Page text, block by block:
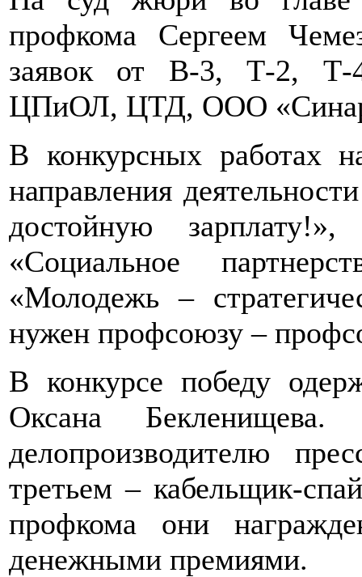
профкома Сергеем
заявок от В-3, Т-2,
ЦПиОЛ, ЦТД, ООО
В конкурсных работах
направления
достойную
«Социальное
«Молодежь –
нужен профсоюзу –
В конкурсе победу
Оксана
делопроизводителю
третьем – кабельщик-
профкома они
денежными премиями.